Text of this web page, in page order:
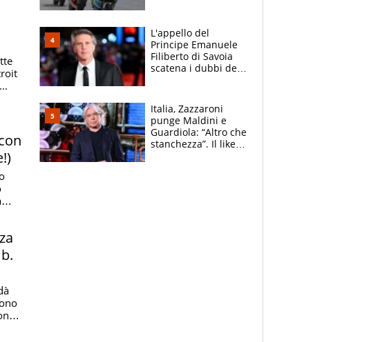
L'appello del
Principe Emanuele
Filiberto di Savoia
scatena i dubbi dei
Italia, Zazzaroni
punge Maldini e
Guardiola: “Altro che
stanchezza”. Il like